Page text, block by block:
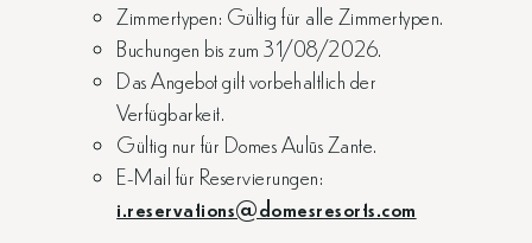
Zimmertypen: Gültig für alle Zimmertypen.
Buchungen bis zum 31/08/2026.
Das Angebot gilt vorbehaltlich der
Verfügbarkeit.
Gültig nur für Domes Aulūs Zante.
E-Mail für Reservierungen:
i.reservations@domesresorts.com